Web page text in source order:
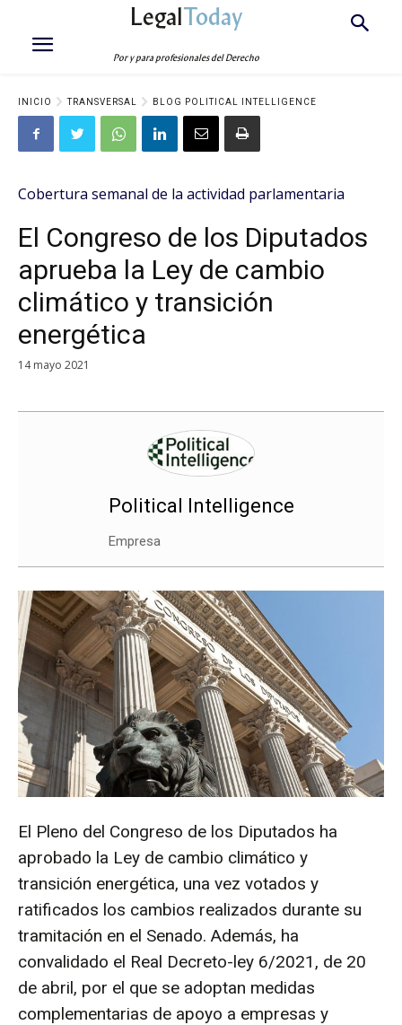
LegalToday
Por y para profesionales del Derecho
INICIO TRANSVERSAL BLOG POLITICAL INTELLIGENCE
Cobertura semanal de la actividad parlamentaria
El Congreso de los Diputados
aprueba la Ley de cambio
climático y transición
energética
14 mayo 2021
Political Intelligence
Empresa
El Pleno del Congreso de los Diputados ha
aprobado la Ley de cambio climático y
transición energética, una vez votados y
ratificados los cambios realizados durante su
tramitación en el Senado. Además, ha
convalidado el Real Decreto-ley 6/2021, de 20
de abril, por el que se adoptan medidas
complementarias de apoyo a empresas y